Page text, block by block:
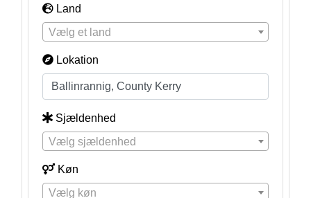
Land
Vælg et land
Lokation
Sjældenhed
Vælg sjældenhed
Køn
Vælg køn